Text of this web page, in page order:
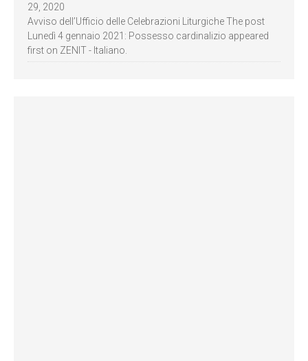
29, 2020
Avviso dell’Ufficio delle Celebrazioni Liturgiche The post
Lunedì 4 gennaio 2021: Possesso cardinalizio appeared
first on ZENIT - Italiano.